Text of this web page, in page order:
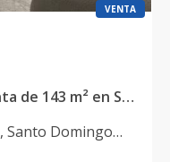
VENTA
Amplio Apartamento en Venta de 143 m² en Santo Domingo Oeste | 3 habitaciones
, Santo Domingo